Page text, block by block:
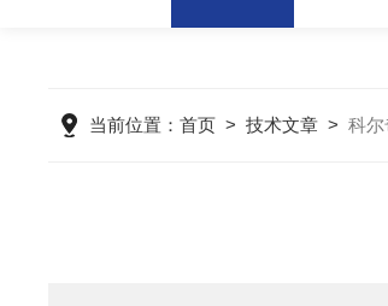
当前位置：首页 >技术文章 >科尔